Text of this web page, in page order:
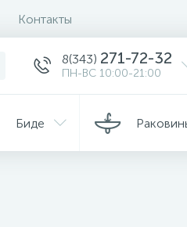
Контакты
8(343) 271-72-32
ПН-ВС 10:00-21:00
Биде